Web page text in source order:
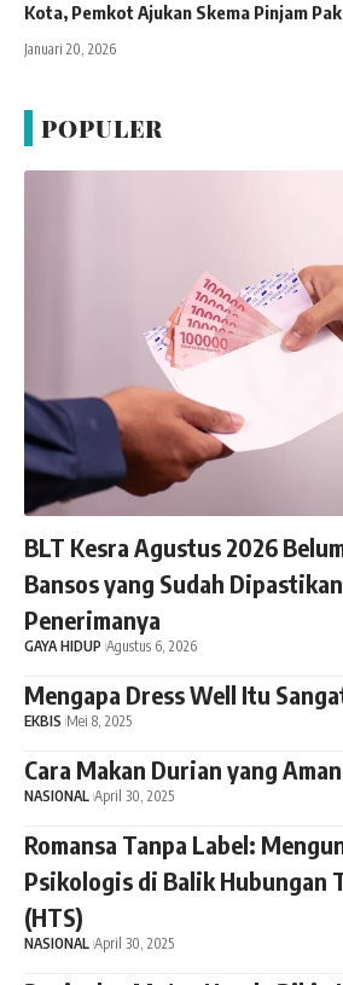
Kota, Pemkot Ajukan Skema Pinjam
Januari 20, 2026
POPULER
BLT Kesra Agustus 2026
Bansos yang Sudah
Penerimanya
GAYA HIDUP Agustus 6, 2026
Mengapa Dress Well Itu
EKBIS Mei 8, 2025
Cara Makan Durian yang
NASIONAL April 30, 2025
Romansa Tanpa Label:
Psikologis di Balik Hubungan
(HTS)
NASIONAL April 30, 2025